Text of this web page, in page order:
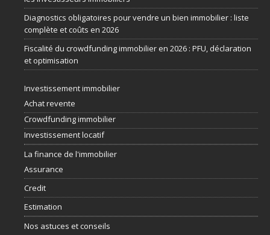
Diagnostics obligatoires pour vendre un bien immobilier : liste
complète et coûts en 2026
Fiscalité du crowdfunding immobilier en 2026 : PFU, déclaration
et optimisation
Investissement immobilier
Achat revente
Crowdfunding immobilier
Investissement locatif
La finance de l'immobilier
Assurance
Credit
Estimation
Nos astuces et conseils